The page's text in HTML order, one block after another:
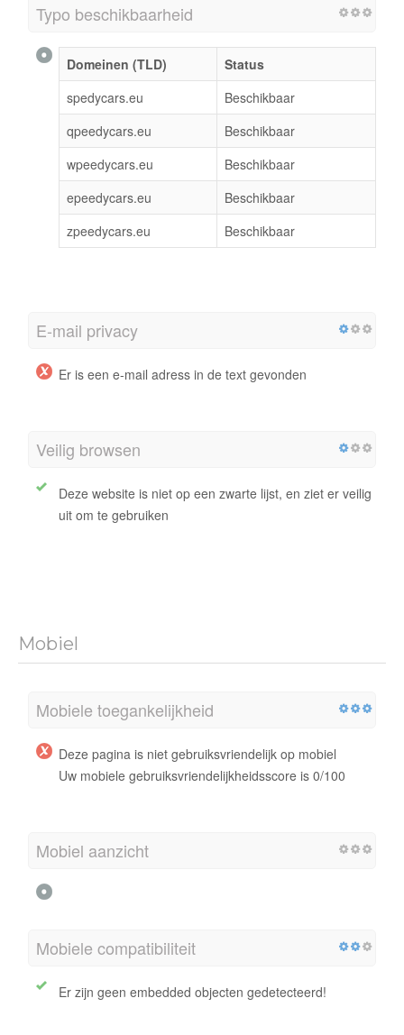
Typo beschikbaarheid
Domeinen (TLD)
Status
spedycars.eu
Beschikbaar
qpeedycars.eu
Beschikbaar
wpeedycars.eu
Beschikbaar
epeedycars.eu
Beschikbaar
zpeedycars.eu
Beschikbaar
E-mail privacy
Er is een e-mail adress in de text gevonden
Veilig browsen
Deze website is niet op een zwarte lijst, en ziet er veilig
uit om te gebruiken
Mobiel
Mobiele toegankelijkheid
Deze pagina is niet gebruiksvriendelijk op mobiel
Uw mobiele gebruiksvriendelijkheidsscore is 0/100
Mobiel aanzicht
Mobiele compatibiliteit
Er zijn geen embedded objecten gedetecteerd!